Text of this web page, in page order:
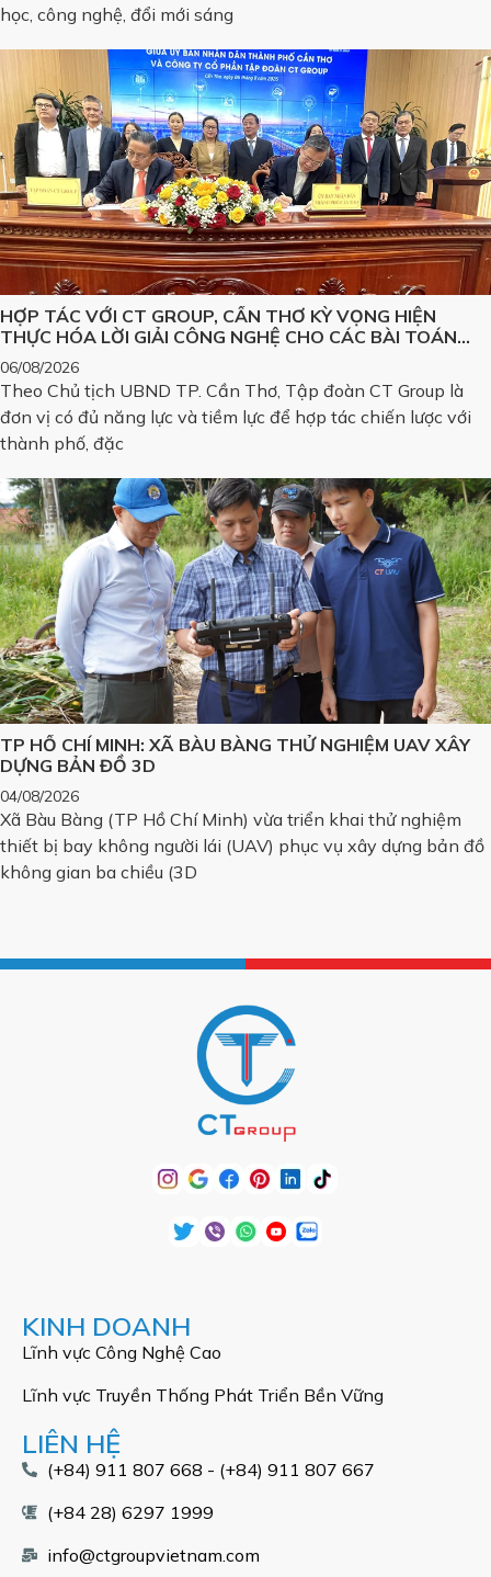
học, công nghệ, đổi mới sáng
HỢP TÁC VỚI CT GROUP, CẦN THƠ KỲ VỌNG HIỆN
THỰC HÓA LỜI GIẢI CÔNG NGHỆ CHO CÁC BÀI TOÁN
LỚN
06/08/2026
Theo Chủ tịch UBND TP. Cần Thơ, Tập đoàn CT Group là
đơn vị có đủ năng lực và tiềm lực để hợp tác chiến lược với
thành phố, đặc
TP HỒ CHÍ MINH: XÃ BÀU BÀNG THỬ NGHIỆM UAV XÂY
DỰNG BẢN ĐỒ 3D
04/08/2026
Xã Bàu Bàng (TP Hồ Chí Minh) vừa triển khai thử nghiệm
thiết bị bay không người lái (UAV) phục vụ xây dựng bản đồ
không gian ba chiều (3D
KINH DOANH
Lĩnh vực Công Nghệ Cao
Lĩnh vực Truyền Thống Phát Triển Bền Vững
LIÊN HỆ
(+84) 911 807 668 - (+84) 911 807 667
(+84 28) 6297 1999
info@ctgroupvietnam.com